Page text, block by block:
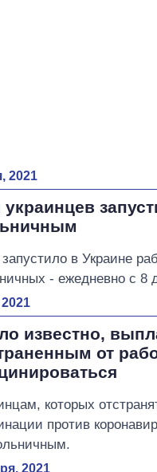
2021
украинцев
в Украине
- ежедневно с 8
известно,
от
которых
против
2021